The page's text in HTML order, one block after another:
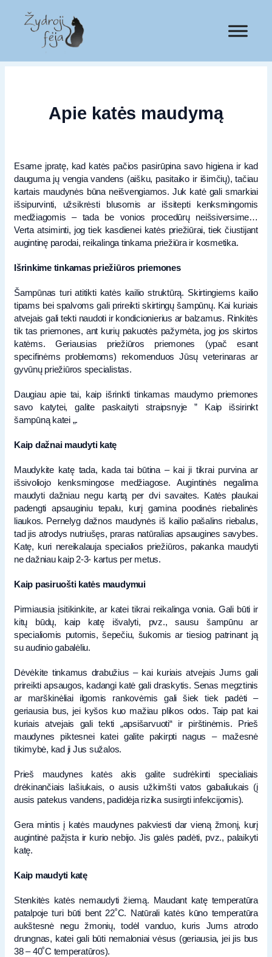
Apie katės maudymą
Esame įpratę, kad katės pačios pasirūpina savo higiena ir kad
dauguma jų vengia vandens (aišku, pasitaiko ir išimčių), tačiau
kartais maudynės būna neišvengiamos. Juk katė gali smarkiai
išsipurvinti, užsikrėsti blusomis ar išsitepti kenksmingomis
medžiagomis – tada be vonios procedūrų neišsiversime…
Verta atsiminti, jog tiek kasdienei katės priežiūrai, tiek čiustijant
augintinę parodai, reikalinga tinkama priežiūra ir kosmetika.
Išrinkime tinkamas priežiūros priemones
Šampūnas turi atitikti katės kailio struktūrą. Skirtingiems kailio
tipams bei spalvoms gali prireikti skirtingų šampūnų. Kai kuriais
atvejais gali tekti naudoti ir kondicionierius ar balzamus. Rinkitės
tik tas priemones, ant kurių pakuotės pažymėta, jog jos skirtos
katėms. Geriausias priežiūros priemones (ypač esant
specifinėms problemoms) rekomenduos Jūsų veterinaras ar
gyvūnų priežiūros specialistas.
Daugiau apie tai, kaip išrinkti tinkamas maudymo priemones
savo katytei, galite paskaityti straipsnyje ” Kaip išsirinkt
šampūną katei „.
Kaip dažnai maudyti katę
Maudykite katę tada, kada tai būtina – kai ji tikrai purvina ar
išsivoliojo kenksmingose medžiagose. Augintinės negalima
maudyti dažniau negu kartą per dvi savaites. Katės plaukai
padengti apsauginiu tepalu, kurį gamina poodinės riebalinės
liaukos. Pernelyg dažnos maudynės iš kailio pašalins riebalus,
tad jis atrodys nutriušęs, praras natūralias apsaugines savybes.
Katę, kuri nereikalauja specialios priežiūros, pakanka maudyti
ne dažniau kaip 2-3- kartus per metus.
Kaip pasiruošti katės maudymui
Pirmiausia įsitikinkite, ar katei tikrai reikalinga vonia. Gali būti ir
kitų būdų, kaip katę išvalyti, pvz., sausu šampūnu ar
specialiomis putomis, šepečiu, šukomis ar tiesiog patrinant ją
su audinio gabalėliu.
Dėvėkite tinkamus drabužius – kai kuriais atvejais Jums gali
prireikti apsaugos, kadangi katė gali draskytis. Senas megztinis
ar marškinėliai ilgomis rankovėmis gali šiek tiek padėti –
geriausia bus, jei kyšos kuo mažiau plikos odos. Taip pat kai
kuriais atvejais gali tekti „apsišarvuoti“ ir pirštinėmis. Prieš
maudynes piktesnei katei galite pakirpti nagus – mažesnė
tikimybė, kad ji Jus sužalos.
Prieš maudynes katės akis galite sudrėkinti specialiais
drėkinančiais lašiukais, o ausis užkimšti vatos gabaliukais (į
ausis patekus vandens, padidėja rizika susirgti infekcijomis).
Gera mintis į katės maudynes pakviesti dar vieną žmonį, kurį
augintinė pažįsta ir kurio nebijo. Jis galės padėti, pvz., palaikyti
katę.
Kaip maudyti katę
Stenkitės katės nemaudyti žiemą. Maudant katę temperatūra
patalpoje turi būti bent 22˚C. Natūrali katės kūno temperatūra
aukštesnė negu žmonių, todėl vanduo, kuris Jums atrodo
drungnas, katei gali būti nemaloniai vėsus (geriausia, jei jis bus
38 – 40˚C temperatūros).